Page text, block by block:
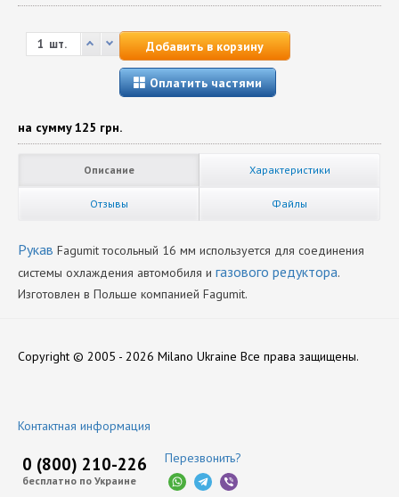
шт. Добавить в корзину
Оплатить частями
на сумму125 грн.
Описание Характеристики
Отзывы Файлы
Рукав Fagumit тосольный 16 мм используется для соединения
системы охлаждения автомобиля и газового редуктора.
Изготовлен в Польше компанией Fagumit.
Производитель
Copyright © 2005 - 2026 Milano Ukraine Все права защищены.
Контактная информация
0 (800) 210-226
бесплатно по Украине
Перезвонить?